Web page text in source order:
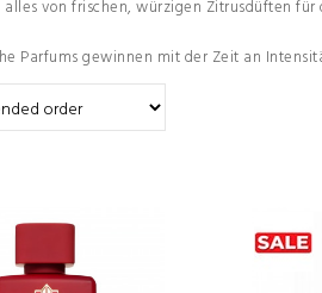
alles von frischen, würzigen Zitrusdüften
Parfums gewinnen mit der Zeit an